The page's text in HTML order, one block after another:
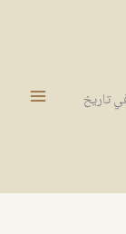
تاريخ